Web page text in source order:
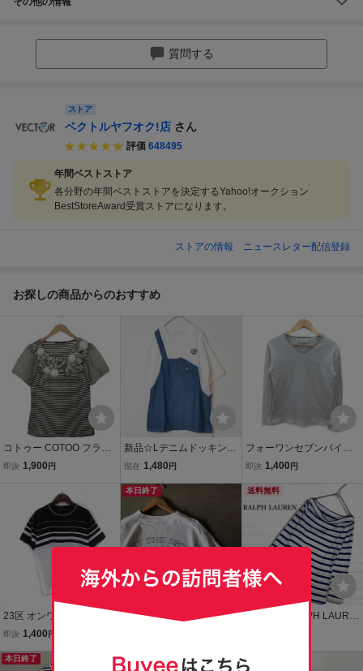
質問する
ストア
ベクトルヤフオク!店 さん
評価 648495
年間ベストストア
各分野の年間ベストストアを決定するYahoo!オークション
BestStoreAward受賞ストアになります。
ストアの情報 ニュースレター配信登録
お探しの商品からのおすすめ
コトゥー COTOO フラワ
ーモチーフ カットソー 40
ブ ネイビー 紺 ホワイト
白 トップス レディース
即決 1,900 円
新品☆Lデニムドッキング
オーバーサイズ チュニッ
オシャレ カジュアル 夏/ホ
ワイト 白/メール便可/127
99605
現在 1,480 円
フォーワンセブンバイエ
ディフィス 417byEDIFIC
ーダー 長袖 S グレー 白
ホワイト /MS レディース
即決 1,400 円
23区 オンワード樫山 オム
HOMME ニット カットソ
袖 46 L 黒 ブラック 白 ホ
即決 1,400 円
本日終了
Ron Herman cafe Tシャ
ハーマン 半袖
送料無料
◆美品◆ RALPH LAURE
ルオーバー カットソー ト
本日終了